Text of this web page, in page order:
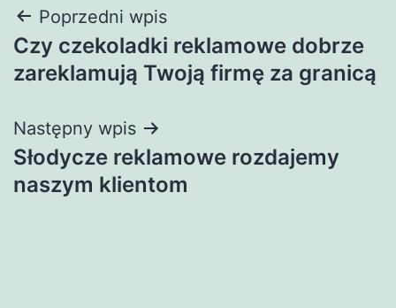
Nawigacja
wpisu
Poprzedni wpis
Czy czekoladki reklamowe dobrze
zareklamują Twoją firmę za granicą
Następny wpis
Słodycze reklamowe rozdajemy
naszym klientom